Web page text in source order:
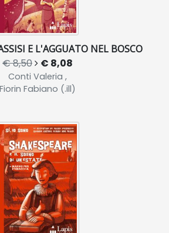
E L'AGGUATO NEL BOSCO
€ 8,50 € 8,08
Conti Valeria ,
Fiorin Fabiano (.ill)